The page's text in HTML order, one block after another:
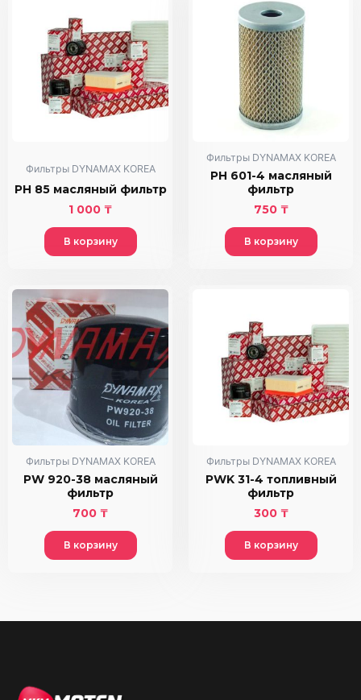
Фильтры DYNAMAX KOREA
PH 85 масляный фильтр
1 000 ₸
В корзину
Фильтры DYNAMAX KOREA
PH 601-4 масляный
фильтр
750 ₸
В корзину
Фильтры DYNAMAX KOREA
PW 920-38 масляный
фильтр
700 ₸
В корзину
Фильтры DYNAMAX KOREA
PWK 31-4 топливный
фильтр
300 ₸
В корзину